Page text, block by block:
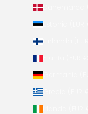
Danemarca
Estonia (EUR
Finlanda (EUR
Franța (EUR €)
Germania
Grecia (EUR €)
Irlanda (EUR